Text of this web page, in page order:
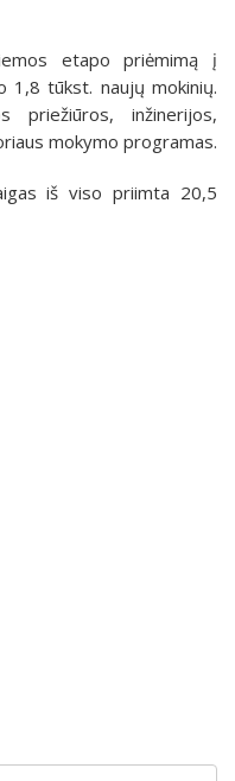
etapo priėmimą į
tūkst. naujų mokinių.
priežiūros, inžinerijos,
mokymo programas.
iš viso priimta 20,5